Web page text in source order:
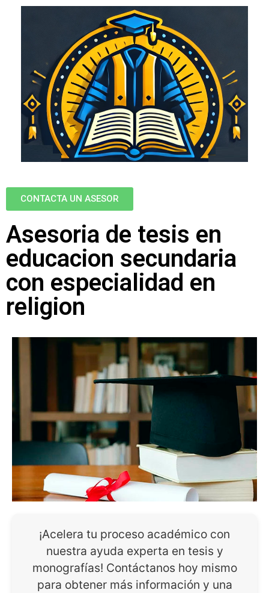
CONTACTA UN ASESOR
Asesoria de tesis en
educacion secundaria
con especialidad en
religion
¡Acelera tu proceso académico con
nuestra ayuda experta en tesis y
monografías! Contáctanos hoy mismo
para obtener más información y una